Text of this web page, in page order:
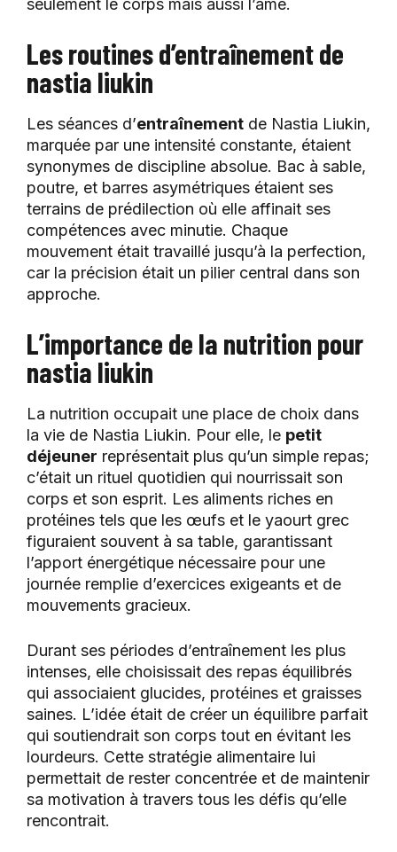
seulement le corps mais aussi l’âme.
Les routines d’entraînement de
nastia liukin
Les séances d’entraînement de Nastia Liukin,
marquée par une intensité constante, étaient
synonymes de discipline absolue. Bac à sable,
poutre, et barres asymétriques étaient ses
terrains de prédilection où elle affinait ses
compétences avec minutie. Chaque
mouvement était travaillé jusqu’à la perfection,
car la précision était un pilier central dans son
approche.
L’importance de la nutrition pour
nastia liukin
La nutrition occupait une place de choix dans
la vie de Nastia Liukin. Pour elle, le petit
déjeuner représentait plus qu’un simple repas;
c’était un rituel quotidien qui nourrissait son
corps et son esprit. Les aliments riches en
protéines tels que les œufs et le yaourt grec
figuraient souvent à sa table, garantissant
l’apport énergétique nécessaire pour une
journée remplie d’exercices exigeants et de
mouvements gracieux.
Durant ses périodes d’entraînement les plus
intenses, elle choisissait des repas équilibrés
qui associaient glucides, protéines et graisses
saines. L’idée était de créer un équilibre parfait
qui soutiendrait son corps tout en évitant les
lourdeurs. Cette stratégie alimentaire lui
permettait de rester concentrée et de maintenir
sa motivation à travers tous les défis qu’elle
rencontrait.